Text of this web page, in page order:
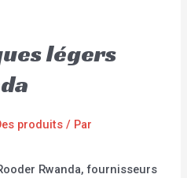
légers
produits / Par
Rwanda, fournisseurs